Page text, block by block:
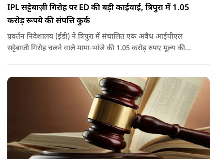
IPL सट्टेबाज़ी गिरोह पर ED की बड़ी काईवाई, त्रिपुरा में 1.05
करोड़ रूपये की संपत्ति कुर्क
प्रवर्तन निदेशालय (ईडी) ने त्रिपुरा में संचालित एक अवैध आईपीएल
सट्टेबाजी गिरोह चलने वाले मामा-भांजे की 1.05 करोड़ रुपए मूल्य की